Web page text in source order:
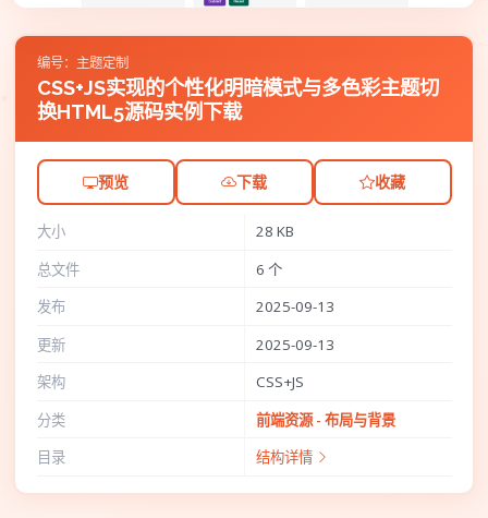
编号：主题定制
CSS+JS实现的个性化明暗模式与多色彩主题切
换HTML5源码实例下载
预览 下载 收藏
大小
28 KB
总文件
6 个
发布
2025-09-13
更新
2025-09-13
架构
CSS+JS
分类
前端资源 - 布局与背景
目录
结构详情